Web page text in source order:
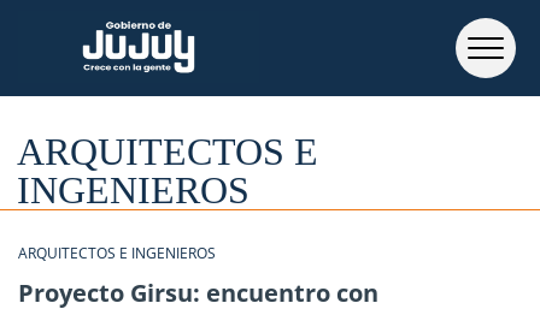
ARQUITECTOS E
INGENIEROS
ARQUITECTOS E INGENIEROS
Proyecto Girsu: encuentro con